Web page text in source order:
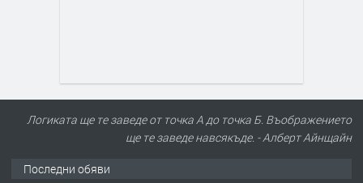
Логиката ще те заведе от точка А до точка Б. Въображението
ще те заведе навсякъде. - Алберт Айнщайн
Последни обяви